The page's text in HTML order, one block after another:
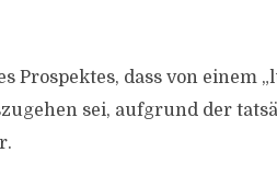
Prospektes, dass von
sei, aufgrund der